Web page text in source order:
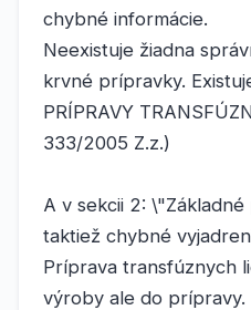
chybné informácie.
Neexistuje žiadna
krvné prípravky.
PRÍPRAVY
333/2005 Z.z.)
A v sekcii 2:
taktiež chybné
Príprava transfúznych
výroby ale do prípravy.